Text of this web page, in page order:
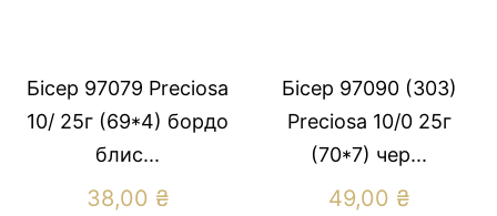
Бісер 97079 Preсiosa
10/ 25г (69*4) бордо
блис...
38,00 ₴
Бісер 97090 (303)
Preсiosa 10/0 25г
(70*7) чер...
49,00 ₴